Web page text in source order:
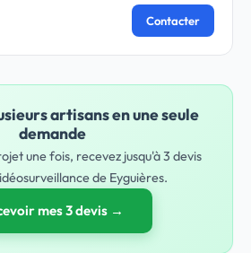
Contacter
artisans en une seule
demande
une fois, recevez jusqu'à 3 devis
de Eyguières.
mes 3 devis →